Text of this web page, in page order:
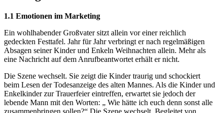
1.1 Emotionen im Marketing
Ein wohlhabender Großvater sitzt allein vor einer reichlich
gedeckten Festtafel. Jahr für Jahr verbringt er nach regelmäßigen
Absagen seiner Kinder und Enkeln Weihnachten allein. Mehr als
eine Nachricht auf dem Anrufbeantwortet erhält er nicht.
Die Szene wechselt. Sie zeigt die Kinder traurig und schockiert
beim Lesen der Todesanzeige des alten Mannes. Als die Kinder und
Enkelkinder zur Trauerfeier eintreffen, erwartet sie jedoch der
lebende Mann mit den Worten: „ Wie hätte ich euch denn sonst alle